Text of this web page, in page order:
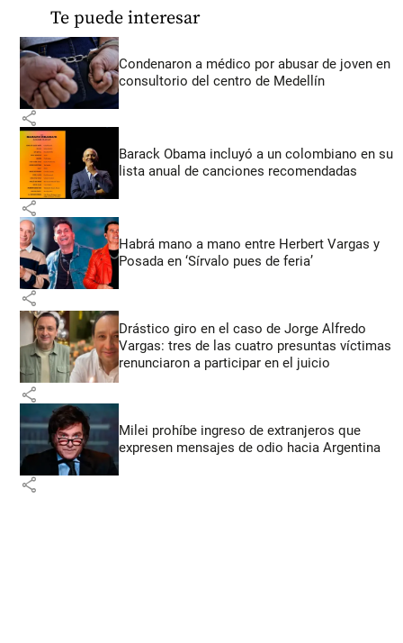
Te puede interesar
Condenaron a médico por abusar de joven en
consultorio del centro de Medellín
share
Barack Obama incluyó a un colombiano en su
lista anual de canciones recomendadas
share
Habrá mano a mano entre Herbert Vargas y
Posada en ‘Sírvalo pues de feria’
share
Drástico giro en el caso de Jorge Alfredo
Vargas: tres de las cuatro presuntas víctimas
renunciaron a participar en el juicio
share
Milei prohíbe ingreso de extranjeros que
expresen mensajes de odio hacia Argentina
share